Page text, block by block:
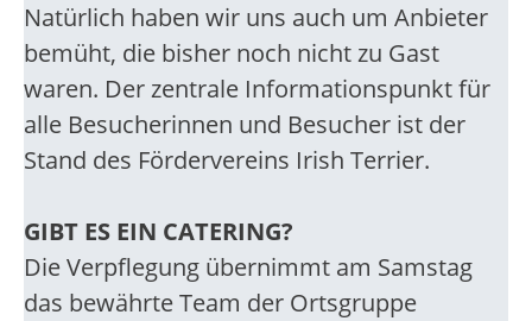
Natürlich haben wir uns auch um Anbieter
bemüht, die bisher noch nicht zu Gast
waren. Der zentrale Informationspunkt für
alle Besucherinnen und Besucher ist der
Stand des Fördervereins Irish Terrier.
GIBT ES EIN CATERING?
Die Verpflegung übernimmt am Samstag
das bewährte Team der Ortsgruppe